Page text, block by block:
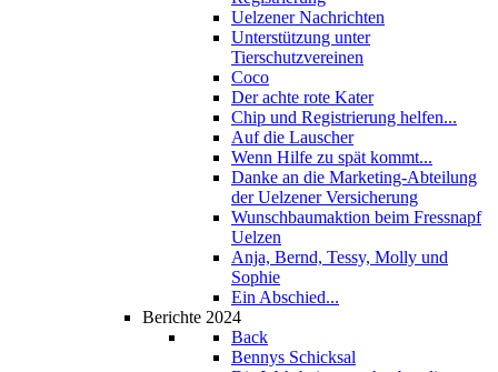
Uelzener Nachrichten
Unterstützung unter
Tierschutzvereinen
Coco
Der achte rote Kater
Chip und Registrierung helfen...
Auf die Lauscher
Wenn Hilfe zu spät kommt...
Danke an die Marketing-Abteilung
der Uelzener Versicherung
Wunschbaumaktion beim Fressnapf
Uelzen
Anja, Bernd, Tessy, Molly und
Sophie
Ein Abschied...
Berichte 2024
Back
Bennys Schicksal